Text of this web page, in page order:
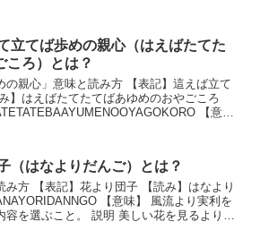
立てば歩めの親心（はえばたてた
ころ）とは？
味と読み方 【表記】這えば立て
】はえばたてたてばあゆめのおやごころ
【意
（はなよりだんご）とは？
】はなより
【意味】 風流より実利を
説明 美しい花を見るより、